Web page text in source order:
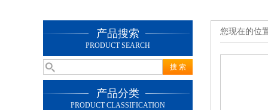
产品搜索
PRODUCT SEARCH
产品分类
PRODUCT CLASSIFICATION
您现在的位